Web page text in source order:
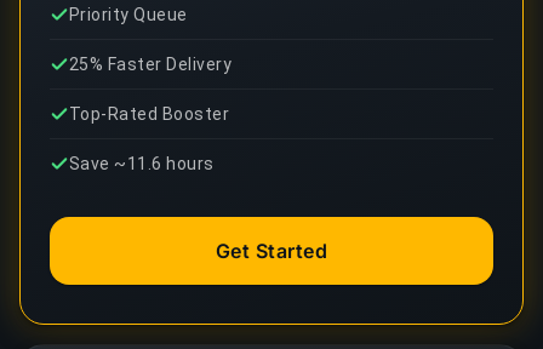
Priority Queue
25% Faster Delivery
Top-Rated Booster
Save ~11.6 hours
Get Started